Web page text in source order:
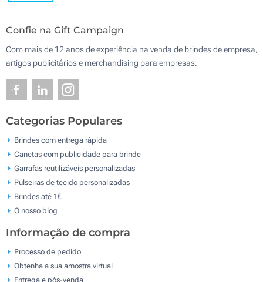
Confie na Gift Campaign
Com mais de 12 anos de experiência na venda de brindes de empresa,
artigos publicitários e merchandising para empresas.
Categorias Populares
Brindes com entrega rápida
Canetas com publicidade para brinde
Garrafas reutilizáveis personalizadas
Pulseiras de tecido personalizadas
Brindes até 1€
O nosso blog
Informação de compra
Processo de pedido
Obtenha a sua amostra virtual
Entrega e pós-venda